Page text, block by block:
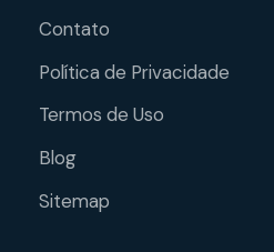
Contato
Política de Privacidade
Termos de Uso
Blog
Sitemap